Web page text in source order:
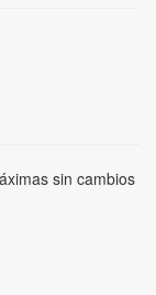
sin cambios